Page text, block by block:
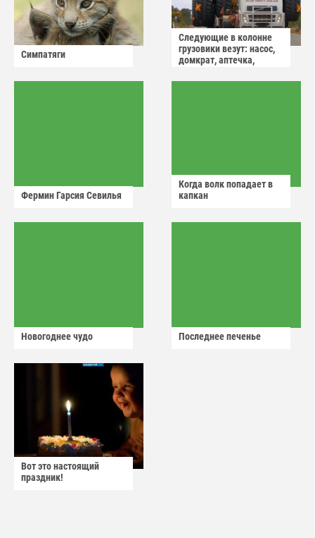
Симпатяги
Следующие в колонне
грузовики везут: насос,
домкрат, аптечка,
Фермин Гарсия Севилья
Когда волк попадает в
капкан
Новогоднее чудо Последнее печенье
Вот это настоящий
праздник!